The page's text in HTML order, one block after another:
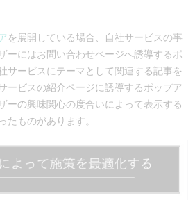
を展開している場合、自社サービスの事
ーにはお問い合わせページへ誘導するポ
サービスにテーマとして関連する記事を
ービスの紹介ページに誘導するポップア
ーの興味関心の度合いによって表示する
たものがあります。